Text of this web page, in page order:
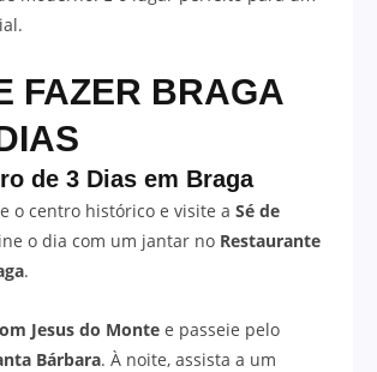
FAZER BRAGA
de 3 Dias em Braga
o centro histórico e visite a Sé de
o dia com um jantar no Restaurante
.
Jesus do Monte e passeie pelo
Bárbara. À noite, assista a um